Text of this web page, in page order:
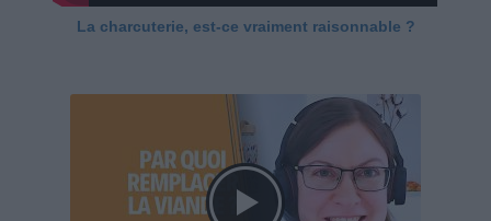
La charcuterie, est-ce vraiment raisonnable ?